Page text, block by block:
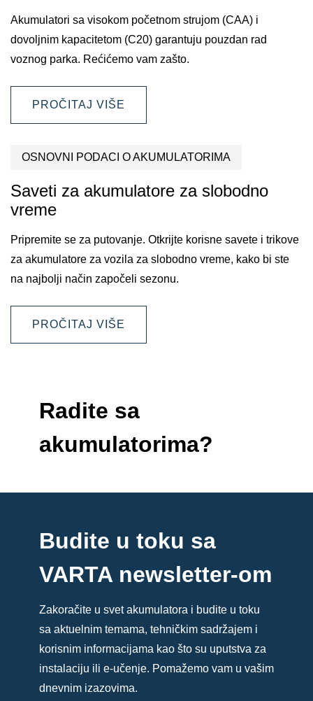
Akumulatori sa visokom početnom strujom (CAA) i
dovoljnim kapacitetom (C20) garantuju pouzdan rad
voznog parka. Rećićemo vam zašto.
PROČITAJ VIŠE
OSNOVNI PODACI O AKUMULATORIMA
Saveti za akumulatore za slobodno
vreme
Pripremite se za putovanje. Otkrijte korisne savete i trikove
za akumulatore za vozila za slobodno vreme, kako bi ste
na najbolji način započeli sezonu.
PROČITAJ VIŠE
Radite sa
akumulatorima?
Budite u toku sa
VARTA newsletter-om
Zakoračite u svet akumulatora i budite u toku
sa aktuelnim temama, tehničkim sadržajem i
korisnim informacijama kao što su uputstva za
instalaciju ili e-učenje. Pomažemo vam u vašim
dnevnim izazovima.